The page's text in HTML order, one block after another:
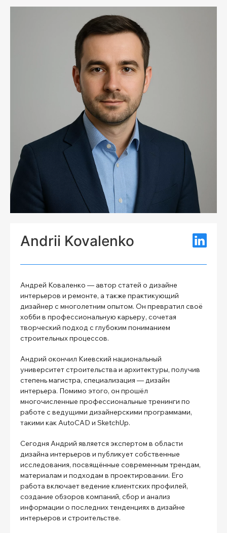
Andrii Kovalenko
Андрей Коваленко — автор статей о дизайне
интерьеров и ремонте, а также практикующий
дизайнер с многолетним опытом. Он превратил своё
хобби в профессиональную карьеру, сочетая
творческий подход с глубоким пониманием
строительных процессов.
Андрий окончил Киевский национальный
университет строительства и архитектуры, получив
степень магистра, специализация — дизайн
интерьера. Помимо этого, он прошёл
многочисленные профессиональные тренинги по
работе с ведущими дизайнерскими программами,
такими как AutoCAD и SketchUp.
Сегодня Андрий является экспертом в области
дизайна интерьеров и публикует собственные
исследования, посвящённые современным трендам,
материалам и подходам в проектировании. Его
работа включает ведение клиентских профилей,
создание обзоров компаний, сбор и анализ
информации о последних тенденциях в дизайне
интерьеров и строительстве.